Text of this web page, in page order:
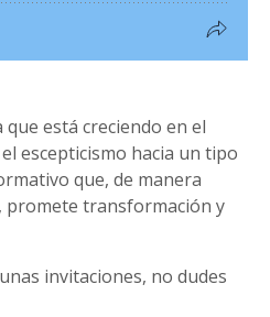
está creciendo en el
escepticismo hacia un tipo
que, de manera
promete transformación y
invitaciones, no dudes